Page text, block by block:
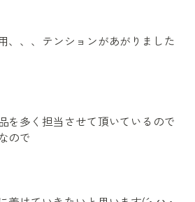
、、、テンションがあがりました
を多く担当させて頂いているので
ので